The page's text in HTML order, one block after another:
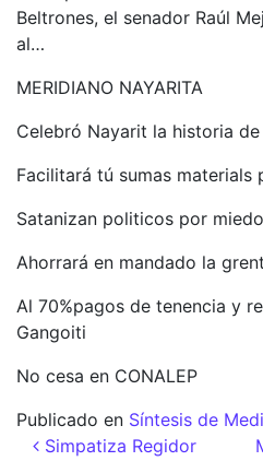
Beltrones, el senador Raúl
al…
MERIDIANO NAYARITA
Celebró Nayarit la historia
Facilitará tú sumas materials
Satanizan politicos por
Ahorrará en mandado la
Al 70%pagos de tenencia y
Gangoiti
No cesa en CONALEP
Publicado en Síntesis de
Navegación
Simpatiza Regidor